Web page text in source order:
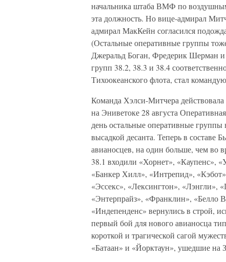
начальника штаба ВМФ по воздушным
эта должность. Но вице-адмирал
адмирал МакКейн согласился
(Остальные оперативные группы
Джеральд Боган, Фредерик Шерман
групп 38.2, 38.3 и 38.4
Тихоокеанского флота, стал
Команда Хэлси-Митчера
на Эниветоке 28 августа
день остальные оперативные
высадкой десанта. Теперь в составе
авианосцев, на один больше, чем
38.1 входили «Хорнет», «Каупенс»,
«Банкер Хилл», «Интрепид»,
«Эссекс», «Лексингтон», «Лэнгли»,
«Энтерпрайз», «Франклин», «Белло
«Индепенденс» вернулись в строй,
первый бой для нового авианосца
короткой и трагической сагой
«Батаан» и «Йорктаун», ушедшие на